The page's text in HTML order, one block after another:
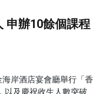
申辦10餘個課程
岸酒店宴會廳舉行「香
以及慶祝收生人數突破